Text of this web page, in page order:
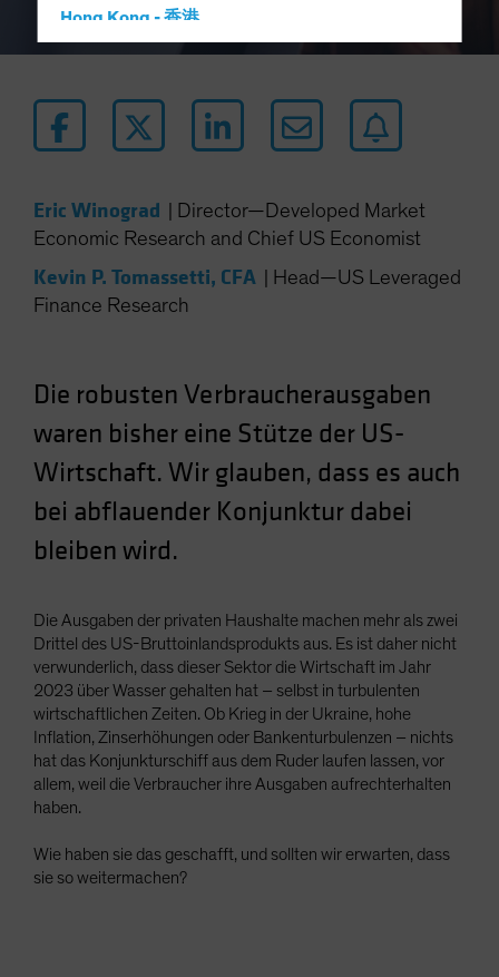
Hong Kong - 香港
Hungary
Italy - Italia
Japan - 日本
Luxembourg and Other EMEA
New Zealand
Poland
Portugal
Singapore
South Korea - 대한민국
Taiwan - 台灣
UK
United States (US Citizens)
US (Non-US Citizens/NRC)
Eric Winograd
Director—Developed Market
Economic Research and Chief US Economist
Kevin P. Tomassetti, CFA
Head—US Leveraged
Finance Research
Die robusten Verbraucherausgaben
waren bisher eine Stütze der US-
Wirtschaft. Wir glauben, dass es auch
bei abflauender Konjunktur dabei
bleiben wird.
Die Ausgaben der privaten Haushalte machen mehr als zwei
Drittel des US-Bruttoinlandsprodukts aus. Es ist daher nicht
verwunderlich, dass dieser Sektor die Wirtschaft im Jahr
2023 über Wasser gehalten hat – selbst in turbulenten
wirtschaftlichen Zeiten. Ob Krieg in der Ukraine, hohe
Inflation, Zinserhöhungen oder Bankenturbulenzen – nichts
hat das Konjunkturschiff aus dem Ruder laufen lassen, vor
allem, weil die Verbraucher ihre Ausgaben aufrechterhalten
haben.
Wie haben sie das geschafft, und sollten wir erwarten, dass
sie so weitermachen?